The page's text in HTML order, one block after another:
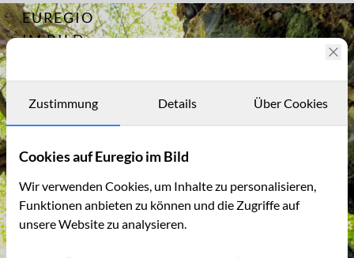
EUREGIO
IM BILD
Archiv
Kontakt
Archiv 12640
Zustimmung Details Über Cookies
Cookies auf Euregio im Bild
Wir verwenden Cookies, um Inhalte zu personalisieren,
Funktionen anbieten zu können und die Zugriffe auf
unsere Website zu analysieren.